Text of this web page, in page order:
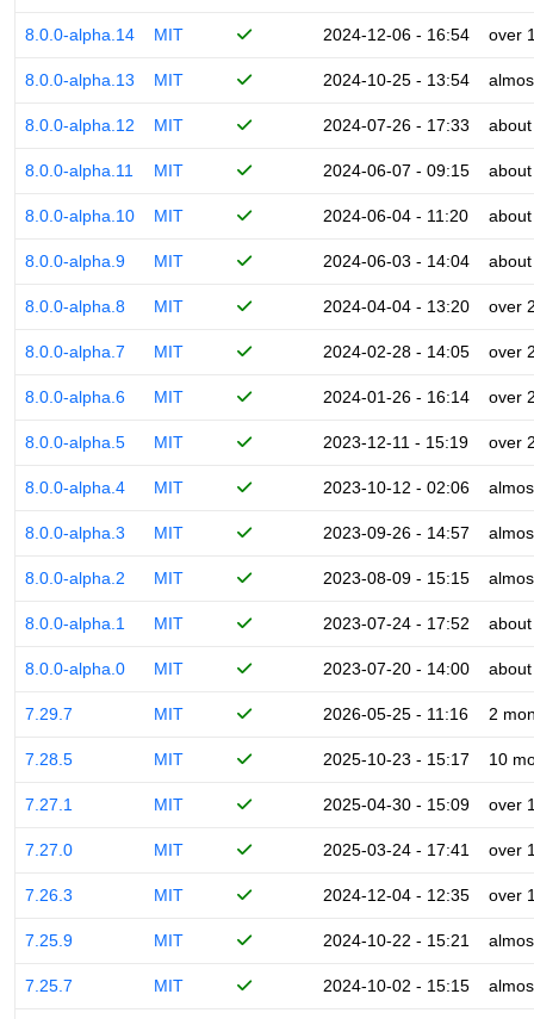
8.0.0-alpha.14 MIT 2024-12-06 - 16:54 over
8.0.0-alpha.13 MIT 2024-10-25 - 13:54
8.0.0-alpha.12 MIT 2024-07-26 - 17:33
8.0.0-alpha.11 MIT 2024-06-07 - 09:15
8.0.0-alpha.10 MIT 2024-06-04 - 11:20
8.0.0-alpha.9 MIT 2024-06-03 - 14:04
8.0.0-alpha.8 MIT 2024-04-04 - 13:20 over
8.0.0-alpha.7 MIT 2024-02-28 - 14:05 over
8.0.0-alpha.6 MIT 2024-01-26 - 16:14 over
8.0.0-alpha.5 MIT 2023-12-11 - 15:19 over
8.0.0-alpha.4 MIT 2023-10-12 - 02:06
8.0.0-alpha.3 MIT 2023-09-26 - 14:57
8.0.0-alpha.2 MIT 2023-08-09 - 15:15
8.0.0-alpha.1 MIT 2023-07-24 - 17:52
8.0.0-alpha.0 MIT 2023-07-20 - 14:00
7.29.7 MIT 2026-05-25 - 11:16 2
7.28.5 MIT 2025-10-23 - 15:17 10
7.27.1 MIT 2025-04-30 - 15:09 over
7.27.0 MIT 2025-03-24 - 17:41 over
7.26.3 MIT 2024-12-04 - 12:35 over
7.25.9 MIT 2024-10-22 - 15:21
7.25.7 MIT 2024-10-02 - 15:15